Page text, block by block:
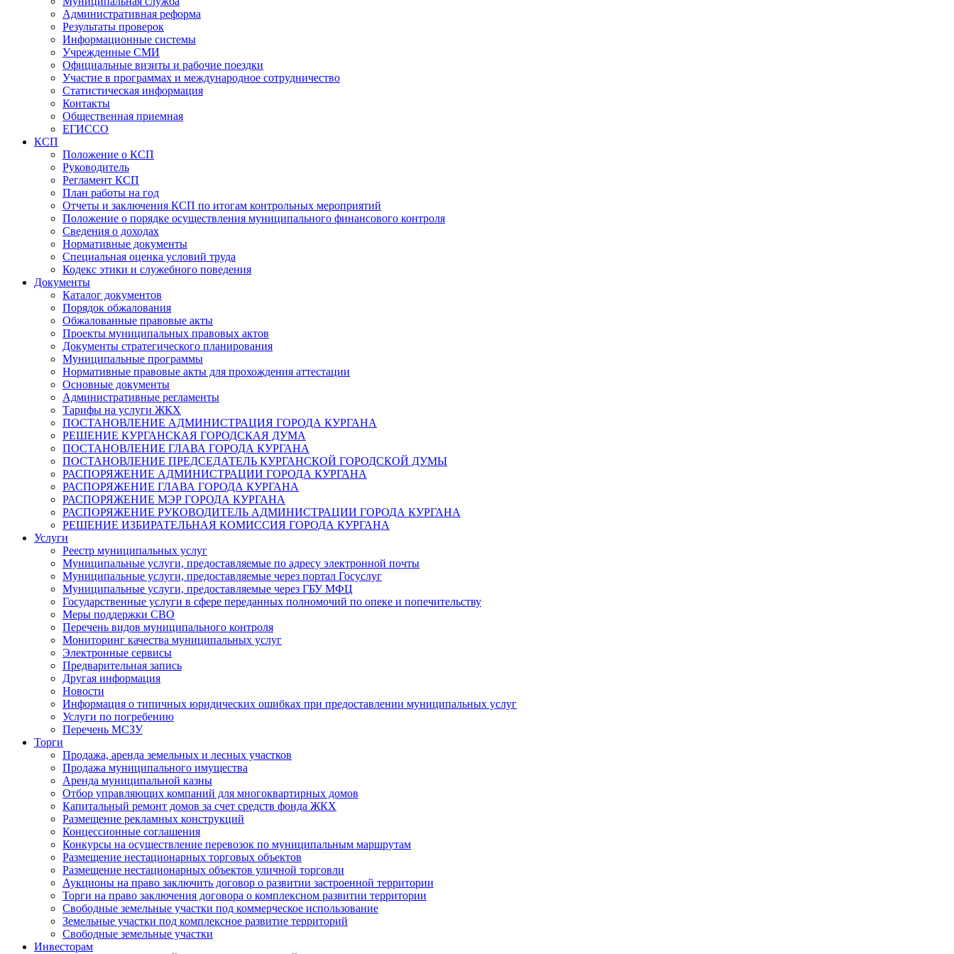
Административная реформа
Результаты проверок
Информационные системы
Учрежденные СМИ
Официальные визиты и рабочие поездки
Участие в программах и международное сотрудничество
Статистическая информация
Контакты
Общественная приемная
ЕГИССО
КСП
Положение о КСП
Руководитель
Регламент КСП
План работы на год
Отчеты и заключения КСП по итогам контрольных мероприятий
Положение о порядке осуществления муниципального финансового контроля
Сведения о доходах
Нормативные документы
Специальная оценка условий труда
Кодекс этики и служебного поведения
Документы
Каталог документов
Порядок обжалования
Обжалованные правовые акты
Проекты муниципальных правовых актов
Документы стратегического планирования
Муниципальные программы
Нормативные правовые акты для прохождения аттестации
Основные документы
Административные регламенты
Тарифы на услуги ЖКХ
ПОСТАНОВЛЕНИЕ АДМИНИСТРАЦИЯ ГОРОДА КУРГАНА
РЕШЕНИЕ КУРГАНСКАЯ ГОРОДСКАЯ ДУМА
ПОСТАНОВЛЕНИЕ ГЛАВА ГОРОДА КУРГАНА
ПОСТАНОВЛЕНИЕ ПРЕДСЕДАТЕЛЬ КУРГАНСКОЙ ГОРОДСКОЙ ДУМЫ
РАСПОРЯЖЕНИЕ АДМИНИСТРАЦИИ ГОРОДА КУРГАНА
РАСПОРЯЖЕНИЕ ГЛАВА ГОРОДА КУРГАНА
РАСПОРЯЖЕНИЕ МЭР ГОРОДА КУРГАНА
РАСПОРЯЖЕНИЕ РУКОВОДИТЕЛЬ АДМИНИСТРАЦИИ ГОРОДА КУРГАНА
РЕШЕНИЕ ИЗБИРАТЕЛЬНАЯ КОМИССИЯ ГОРОДА КУРГАНА
Услуги
Реестр муниципальных услуг
Муниципальные услуги, предоставляемые по адресу электронной почты
Муниципальные услуги, предоставляемые через портал Госуслуг
Муниципальные услуги, предоставляемые через ГБУ МФЦ
Государственные услуги в сфере переданных полномочий по опеке и попечительству
Меры поддержки СВО
Перечень видов муниципального контроля
Мониторинг качества муниципальных услуг
Электронные сервисы
Предварительная запись
Другая информация
Новости
Информация о типичных юридических ошибках при предоставлении муниципальных услуг
Услуги по погребению
Перечень МСЗУ
Торги
Продажа, аренда земельных и лесных участков
Продажа муниципального имущества
Аренда муниципальной казны
Отбор управляющих компаний для многоквартирных домов
Капитальный ремонт домов за счет средств фонда ЖКХ
Размещение рекламных конструкций
Концессионные соглашения
Конкурсы на осуществление перевозок по муниципальным маршрутам
Размещение нестационарных торговых объектов
Размещение нестационарных объектов уличной торговли
Аукционы на право заключить договор о развитии застроенной территории
Торги на право заключения договора о комплексном развитии территории
Свободные земельные участки под коммерческое использование
Земельные участки под комплексное развитие территорий
Свободные земельные участки
Инвесторам